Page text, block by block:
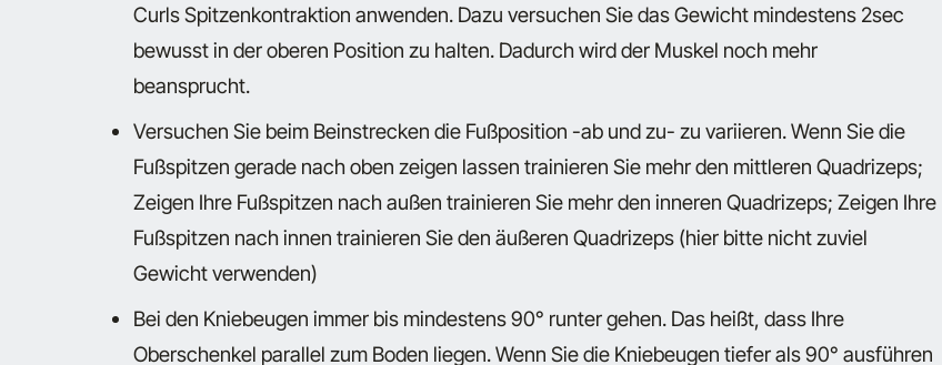
Curls Spitzenkontraktion anwenden. Dazu versuchen Sie das Gewicht mindestens 2sec
bewusst in der oberen Position zu halten. Dadurch wird der Muskel noch mehr
beansprucht.
Versuchen Sie beim Beinstrecken die Fußposition -ab und zu- zu variieren. Wenn Sie die
Fußspitzen gerade nach oben zeigen lassen trainieren Sie mehr den mittleren Quadrizeps;
Zeigen Ihre Fußspitzen nach außen trainieren Sie mehr den inneren Quadrizeps; Zeigen Ihre
Fußspitzen nach innen trainieren Sie den äußeren Quadrizeps (hier bitte nicht zuviel
Gewicht verwenden)
Bei den Kniebeugen immer bis mindestens 90° runter gehen. Das heißt, dass Ihre
Oberschenkel parallel zum Boden liegen. Wenn Sie die Kniebeugen tiefer als 90° ausführen